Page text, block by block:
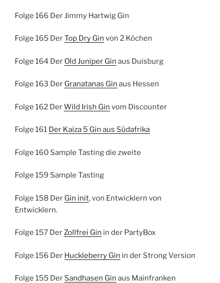
Folge 166 Der Jimmy Hartwig Gin
Folge 165 DerTop Dry Gin von 2 Köchen
Folge 164 Der Old Juniper Gin aus Duisburg
Folge 163 Der Granatanas Gin aus Hessen
Folge 162 DerWild Irish Gin vom Discounter
Folge 161 Der Kaiza 5 Gin aus Südafrika
Folge 160 Sample Tasting die zweite
Folge 159 Sample Tasting
Folge 158 Der Gin init, von Entwicklern von
Entwicklern.
Folge 157 DerZollfrei Gin in der PartyBox
Folge 156 Der Huckleberry Gin in der Strong Version
Folge 155 Der Sandhasen Gin aus Mainfranken